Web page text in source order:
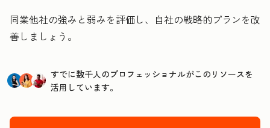
同業他社の強みと弱みを評価し、自社の戦略的プランを改
善しましょう。
すでに数千人のプロフェッショナルがこのリソースを
活用しています。